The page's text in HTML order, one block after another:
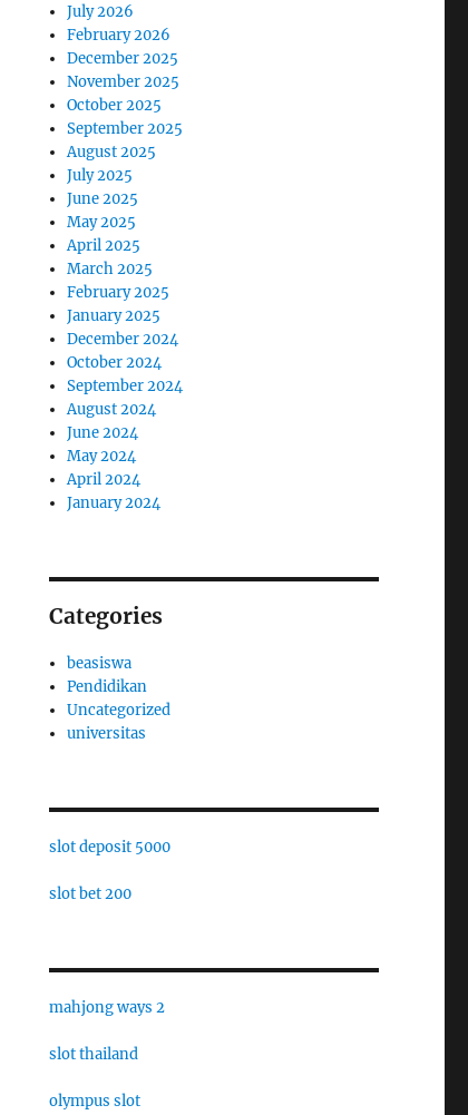
July 2026
February 2026
December 2025
November 2025
October 2025
September 2025
August 2025
July 2025
June 2025
May 2025
April 2025
March 2025
February 2025
January 2025
December 2024
October 2024
September 2024
August 2024
June 2024
May 2024
April 2024
January 2024
Categories
beasiswa
Pendidikan
Uncategorized
universitas
slot deposit 5000
slot bet 200
mahjong ways 2
slot thailand
olympus slot